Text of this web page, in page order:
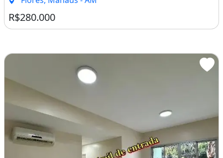
R$280.000